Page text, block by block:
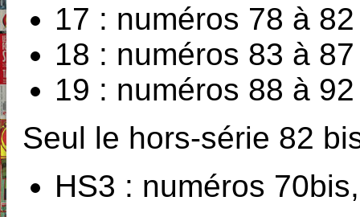
17 : numéros 78 à 82
18 : numéros 83 à 87
19 : numéros 88 à 92
Seul le hors-série 82
HS3 : numéros